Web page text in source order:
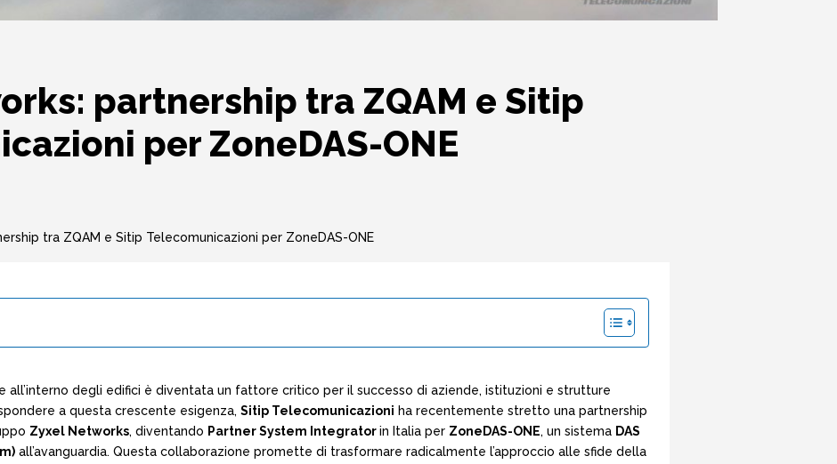
partnership tra ZQAM e Sitip
per ZoneDAS-ONE
tra ZQAM e Sitip Telecomunicazioni per ZoneDAS-ONE
all’interno degli edifici è diventata un fattore critico per il successo di aziende, istituzioni e strutture
a questa crescente esigenza, Sitip Telecomunicazioni ha recentemente stretto una partnership
Zyxel Networks, diventando Partner System Integratorin Italia per ZoneDAS-ONE, un sistema DAS
all’avanguardia. Questa collaborazione promette di trasformare radicalmente l’approccio alle sfide della